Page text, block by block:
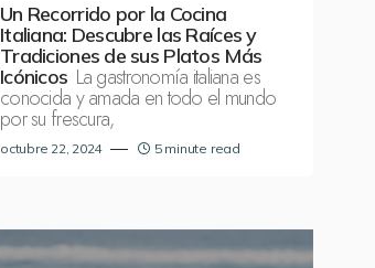
Un Recorrido por la Cocina
Italiana: Descubre las Raíces y
Tradiciones de sus Platos Más
Icónicos La gastronomía italiana es
conocida y amada en todo el mundo
por su frescura,
octubre 22, 2024 5 minute read